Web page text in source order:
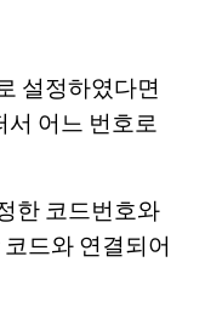
설정하였다면
서 어느 번호로
한 코드번호와
드와 연결되어